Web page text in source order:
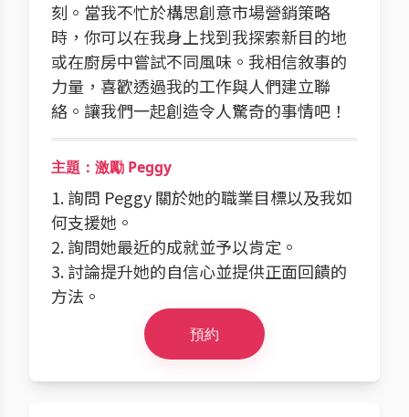
刻。當我不忙於構思創意市場營銷策略
時，你可以在我身上找到我探索新目的地
或在廚房中嘗試不同風味。我相信敘事的
力量，喜歡透過我的工作與人們建立聯
絡。讓我們一起創造令人驚奇的事情吧！
主題：激勵 Peggy
1. 詢問 Peggy 關於她的職業目標以及我如
何支援她。
2. 詢問她最近的成就並予以肯定。
3. 討論提升她的自信心並提供正面回饋的
方法。
預約